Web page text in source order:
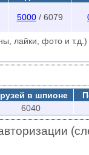
страницу (можно
вы сможете найти
выдает ошибку
страницы.
5000/ 6079
лайки, фото и т.д.)
в шпионе
6040